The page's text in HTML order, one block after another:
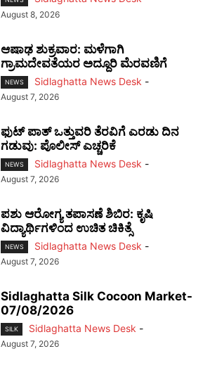
August 8, 2026
ಆಷಾಢ ಶುಕ್ರವಾರ: ಮಳೆಗಾಗಿ
ಗ್ರಾಮದೇವತೆಯರ ಅದ್ದೂರಿ ಮೆರವಣಿಗೆ
NEWS Sidlaghatta News Desk -
August 7, 2026
ಫುಟ್‌ ಪಾತ್ ಒತ್ತುವರಿ ತೆರವಿಗೆ ಎರಡು ದಿನ
ಗಡುವು: ಪೊಲೀಸ್ ಎಚ್ಚರಿಕೆ
NEWS Sidlaghatta News Desk -
August 7, 2026
ಪಶು ಆರೋಗ್ಯ ತಪಾಸಣೆ ಶಿಬಿರ: ಕೃಷಿ
ವಿದ್ಯಾರ್ಥಿಗಳಿಂದ ಉಚಿತ ಚಿಕಿತ್ಸೆ
NEWS Sidlaghatta News Desk -
August 7, 2026
Sidlaghatta Silk Cocoon Market-
07/08/2026
SILK Sidlaghatta News Desk -
August 7, 2026